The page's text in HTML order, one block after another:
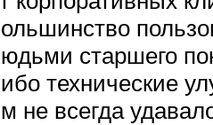
старшего
технические
не всегда